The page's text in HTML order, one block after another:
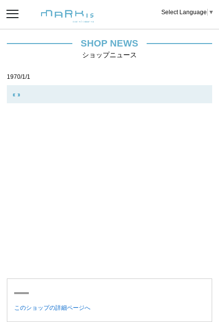
Select Language ▼
SHOP NEWS
ショップニュース
1970/1/1
このショップの詳細ページへ